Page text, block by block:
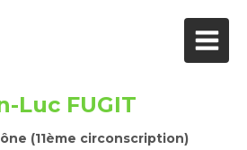
Luc FUGIT
(11ème circonscription)